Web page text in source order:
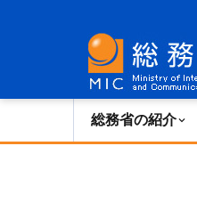
総務省の紹介